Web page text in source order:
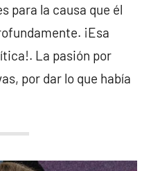
para la causa que él
¡Esa
La pasión por
por dar lo que había